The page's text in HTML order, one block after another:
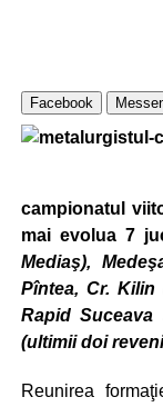
Facebook
campionatul
mai evolua 7
Mediaş),
Pîntea, Cr.
Rapid
(ultimii doi
Reunirea